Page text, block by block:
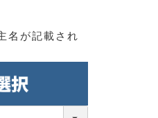
名が記載され